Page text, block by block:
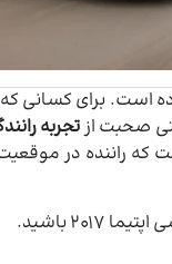
است. برای کسانی که
تجربه
راننده در
باشید.